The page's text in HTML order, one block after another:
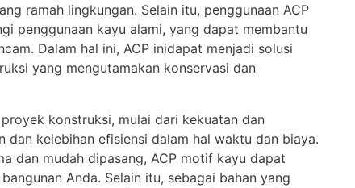
ramah lingkungan. Selain itu, penggunaan ACP
penggunaan kayu alami, yang dapat membantu
Dalam hal ini, ACP inidapat menjadi solusi
yang mengutamakan konservasi dan
konstruksi, mulai dari kekuatan dan
dan kelebihan efisiensi dalam hal waktu dan biaya.
dan mudah dipasang, ACP motif kayu dapat
Anda. Selain itu, sebagai bahan yang